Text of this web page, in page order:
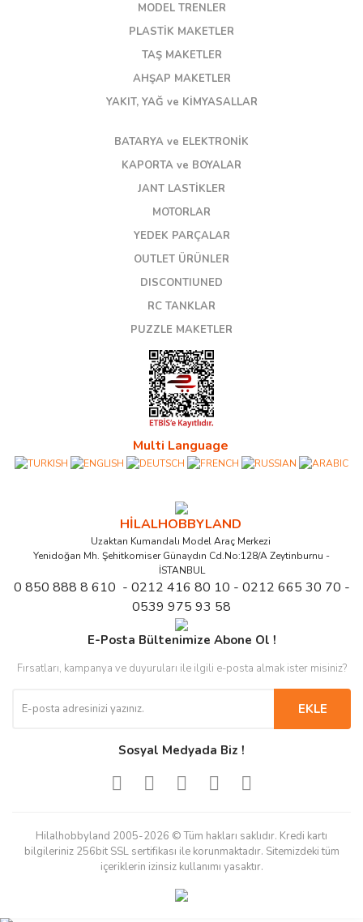
MODEL TRENLER
PLASTİK MAKETLER
TAŞ MAKETLER
AHŞAP MAKETLER
YAKIT, YAĞ ve KİMYASALLAR
BATARYA ve ELEKTRONİK
KAPORTA ve BOYALAR
JANT LASTİKLER
MOTORLAR
YEDEK PARÇALAR
OUTLET ÜRÜNLER
DISCONTIUNED
RC TANKLAR
PUZZLE MAKETLER
Multi Language
HİLALHOBBYLAND
Uzaktan Kumandalı Model Araç Merkezi
Yenidoğan Mh. Şehitkomiser Günaydın Cd.No:128/A Zeytinburnu -
İSTANBUL
0 850 888 8 610 - 0212 416 80 10 - 0212 665 30 70 -
0539 975 93 58
E-Posta Bültenimize Abone Ol !
Fırsatları, kampanya ve duyuruları ile ilgili e-posta almak ister misiniz?
EKLE
Sosyal Medyada Biz !
Hilalhobbyland 2005-2026 © Tüm hakları saklıdır. Kredi kartı
bilgileriniz 256bit SSL sertifikası ile korunmaktadır. Sitemizdeki tüm
içeriklerin izinsiz kullanımı yasaktır.